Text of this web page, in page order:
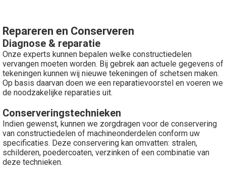
Repareren en Conserveren
Diagnose & reparatie
Onze experts kunnen bepalen welke constructiedelen
vervangen moeten worden. Bij gebrek aan actuele gegevens of
tekeningen kunnen wij nieuwe tekeningen of schetsen maken.
Op basis daarvan doen we een reparatievoorstel en voeren we
de noodzakelijke reparaties uit.
Conserveringstechnieken
Indien gewenst, kunnen we zorgdragen voor de conservering
van constructiedelen of machineonderdelen conform uw
specificaties. Deze conservering kan omvatten: stralen,
schilderen, poedercoaten, verzinken of een combinatie van
deze technieken.